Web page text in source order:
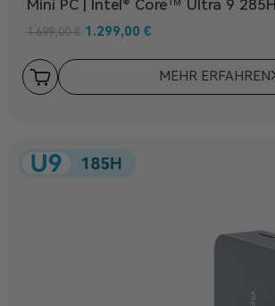
Mini PC | Intel® Core™ Ultra 9 285H
1.699,00€ 1.299,00 €
MEHR ERFAHREN